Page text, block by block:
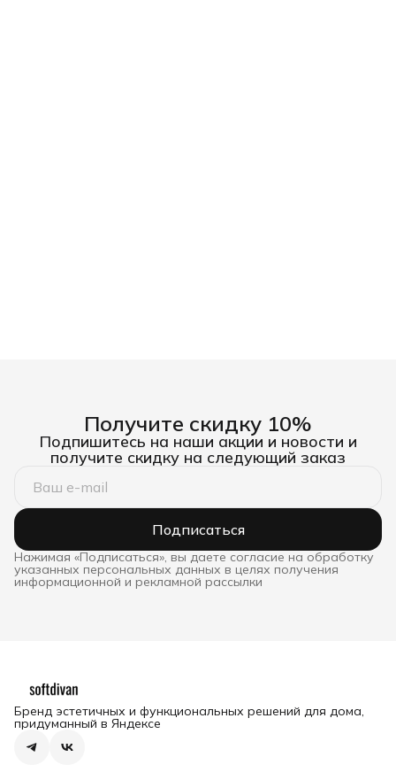
Получите скидку 10%
Подпишитесь на наши акции и новости и
получите скидку на следующий заказ
Подписаться
Нажимая «Подписаться», вы даете согласие на обработку
указанных персональных данных в целях получения
информационной и рекламной рассылки
Бренд эстетичных и функциональных решений для дома,
придуманный в Яндексе